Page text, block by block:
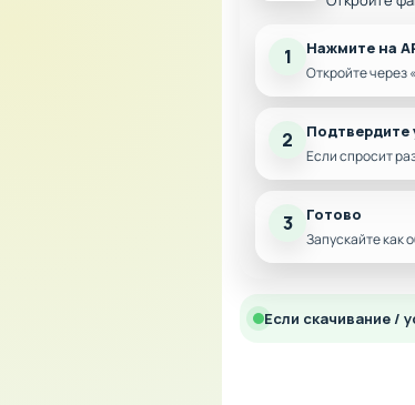
1 Нажмите на
Откройте через
2 Подтвердите
Если спросит
3 Готово
Запускайте как
Если скачивание /